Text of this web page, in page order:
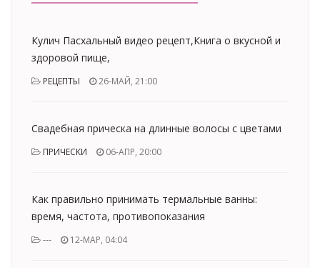
Кулич Пасхальный видео рецепт,Книга о вкусной и
здоровой пище,
РЕЦЕПТЫ 26-МАЙ, 21:00
Свадебная прическа на длинные волосы с цветами
ПРИЧЕСКИ 06-АПР, 20:00
Как правильно принимать термальные ванны:
время, частота, противопоказания
--- 12-МАР, 04:04